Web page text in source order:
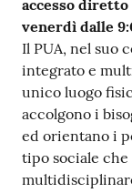
accesso
venerdì dalle
Il PUA, nel suo
integrato e
unico luogo
accolgono i
ed orientano i
tipo sociale